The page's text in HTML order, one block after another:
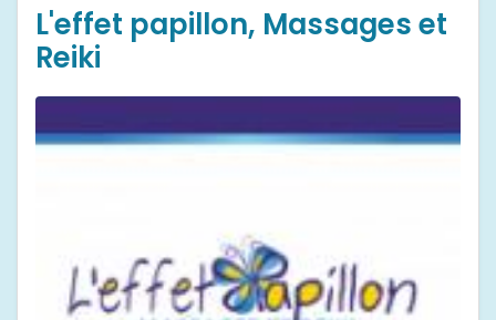
L'effet papillon, Massages et
Reiki